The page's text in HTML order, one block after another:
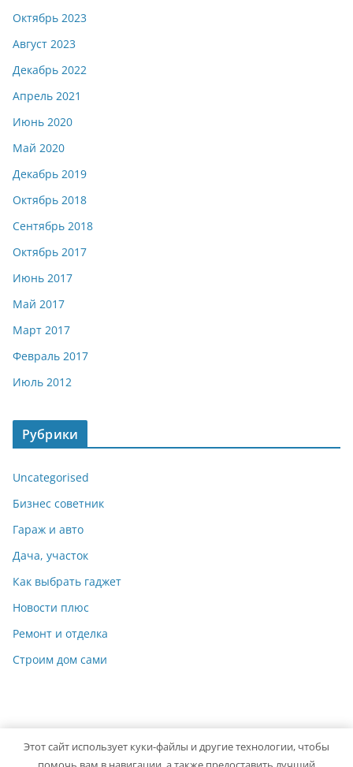
Октябрь 2023
Август 2023
Декабрь 2022
Апрель 2021
Июнь 2020
Май 2020
Декабрь 2019
Октябрь 2018
Сентябрь 2018
Октябрь 2017
Июнь 2017
Май 2017
Март 2017
Февраль 2017
Июль 2012
Рубрики
Uncategorised
Бизнес советник
Гараж и авто
Дача, участок
Как выбрать гаджет
Новости плюс
Ремонт и отделка
Строим дом сами
Copyright © 2026 Мастер на Все Руки. Powered byColorMag
Этот сайт использует куки-файлы и другие технологии, чтобы